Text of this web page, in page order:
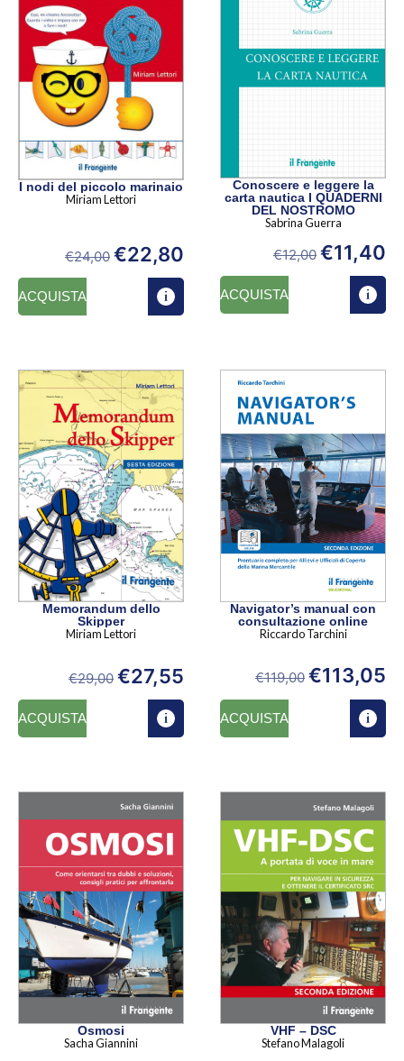
I nodi del piccolo marinaio
Miriam Lettori
€24,00 €22,80
ACQUISTA
Conoscere e leggere la
carta nautica I QUADERNI
DEL NOSTROMO
Sabrina Guerra
€12,00 €11,40
ACQUISTA
Memorandum dello
Skipper
Miriam Lettori
€29,00 €27,55
ACQUISTA
Navigator’s manual con
consultazione online
Riccardo Tarchini
€119,00 €113,05
ACQUISTA
Osmosi
Sacha Giannini
VHF – DSC
Stefano Malagoli